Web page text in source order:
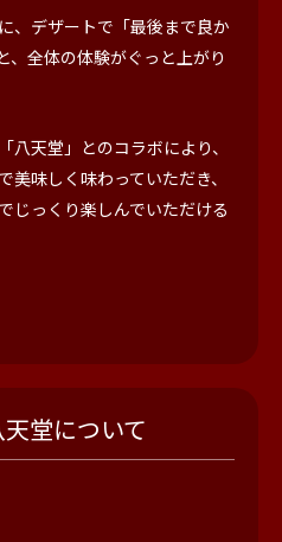
、デザートで「最後まで良か
、全体の体験がぐっと上がり
天堂」とのコラボにより、
味しく味わっていただき、
じっくり楽しんでいただける
堂について